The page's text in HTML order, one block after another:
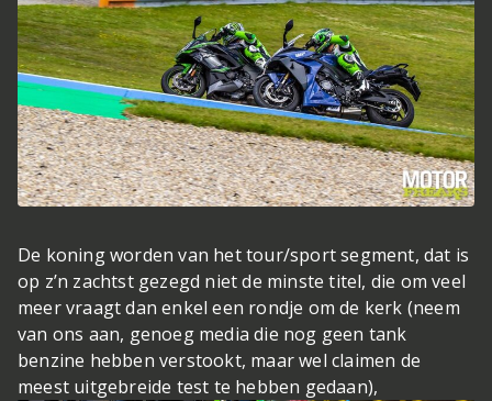
De koning worden van het tour/sport segment, dat is
op z’n zachtst gezegd niet de minste titel, die om veel
meer vraagt dan enkel een rondje om de kerk (neem
van ons aan, genoeg media die nog geen tank
benzine hebben verstookt, maar wel claimen de
meest uitgebreide test te hebben gedaan),